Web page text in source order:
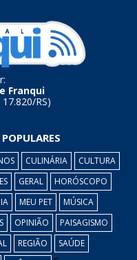
Franqui
RS)
CULINÁRIA
CULTURA
GERAL
HORÓSCOPO
MEU PET
MÚSICA
OPINIÃO
PAISAGISMO
REGIÃO
SAÚDE